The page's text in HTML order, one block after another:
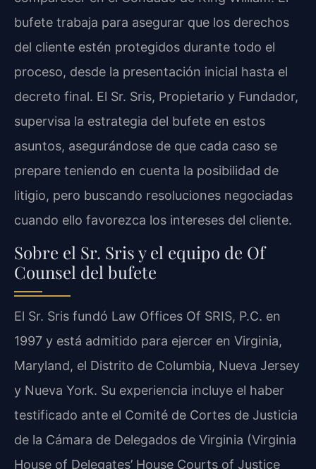
bufete trabaja para asegurar que los derechos
del cliente estén protegidos durante todo el
proceso, desde la presentación inicial hasta el
decreto final. El Sr. Sris, Propietario y Fundador,
supervisa la estrategia del bufete en estos
asuntos, asegurándose de que cada caso se
prepare teniendo en cuenta la posibilidad de
litigio, pero buscando resoluciones negociadas
cuando ello favorezca los intereses del cliente.
Sobre el Sr. Sris y el equipo de Of
Counsel del bufete
El Sr. Sris fundó Law Offices Of SRIS, P.C. en
1997 y está admitido para ejercer en Virginia,
Maryland, el Distrito de Columbia, Nueva Jersey
y Nueva York. Su experiencia incluye el haber
testificado ante el Comité de Cortes de Justicia
de la Cámara de Delegados de Virginia (Virginia
House of Delegates’ House Courts of Justice